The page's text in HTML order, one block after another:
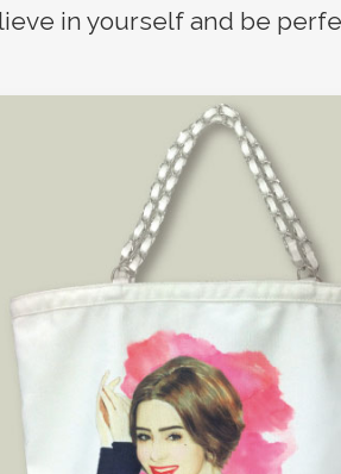
in yourself and be